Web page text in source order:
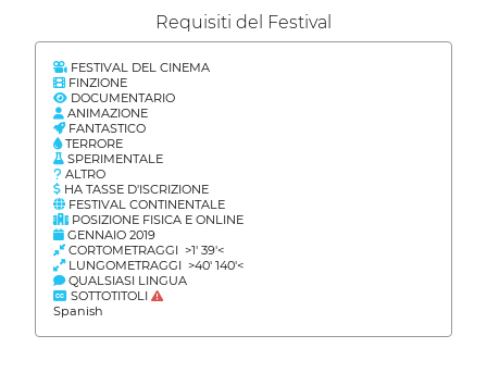
Requisiti del Festival
FESTIVAL DEL CINEMA
FINZIONE
DOCUMENTARIO
ANIMAZIONE
FANTASTICO
TERRORE
SPERIMENTALE
ALTRO
HA TASSE D'ISCRIZIONE
FESTIVAL CONTINENTALE
POSIZIONE FISICA E ONLINE
GENNAIO 2019
CORTOMETRAGGI >1' 39'<
LUNGOMETRAGGI >40' 140'<
QUALSIASI LINGUA
SOTTOTITOLI
Spanish